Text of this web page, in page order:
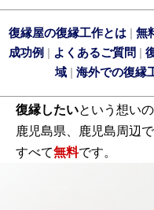
復縁屋の復縁工作とは | 無
成功例 | よくあるご質問 |
域| 海外での復縁
復縁したいという想い
鹿児島県、鹿児島周辺
すべて無料です。